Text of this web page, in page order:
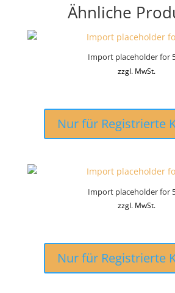
Ähnliche
Import placeholder for
zzgl. MwSt.
Nur für Registrierte
Import placeholder for
zzgl. MwSt.
Nur für Registrierte